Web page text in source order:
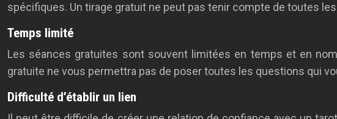
spécifiques. Un tirage gratuit ne peut pas tenir compte de toutes
Temps limité
Les séances gratuites sont souvent limitées en temps et en
gratuite ne vous permettra pas de poser toutes les questions qui
Difficulté d’établir un lien